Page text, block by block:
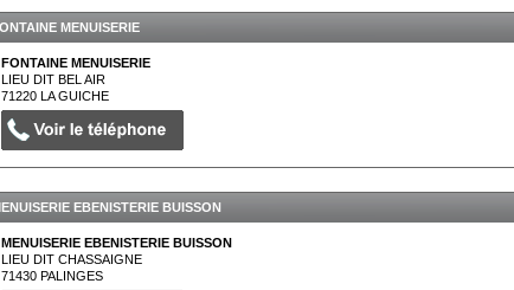
MENUISERIE
FONTAINE MENUISERIE
LIEU DIT BEL AIR
71220LA GUICHE
EBENISTERIE BUISSON
MENUISERIE EBENISTERIE BUISSON
LIEU DIT CHASSAIGNE
71430PALINGES